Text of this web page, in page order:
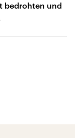
bedrohten und